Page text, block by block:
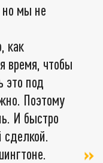
но мы не
как
время, чтобы
это под
Поэтому
И быстро
сделкой.